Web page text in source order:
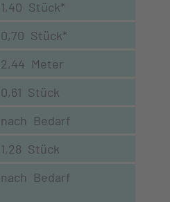
1,40 Stück*
0,70 Stück*
2,44 Meter
0,61 Stück
nach Bedarf
1,28 Stück
nach Bedarf